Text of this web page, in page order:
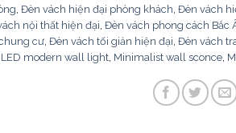
Đèn vách hiện đại phòng khách Đèn vách
nội thất hiện đại Đèn vách phong cách Bắc
cư Đèn vách tối giản hiện đại Đèn vách
LED modern wall light, Minimalist wall sconce,